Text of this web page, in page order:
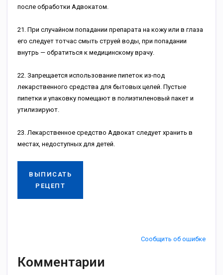
после обработки Адвокатом.
21. При случайном попадании препарата на кожу или в глаза
его следует тотчас смыть струей воды, при попадании
внутрь — обратиться к медицинскому врачу.
22. Запрещается использование пипеток из-под
лекарственного средства для бытовых целей. Пустые
пипетки и упаковку помещают в полиэтиленовый пакет и
утилизируют.
23. Лекарственное средство Адвокат следует хранить в
местах, недоступных для детей.
ВЫПИСАТЬ
РЕЦЕПТ
Сообщить об ошибке
Комментарии